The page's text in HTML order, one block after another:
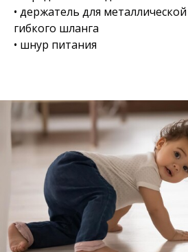
• держатель для
гибкого шланга
• шнур питания